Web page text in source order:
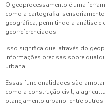
O geoprocessamento é uma
como a cartografia,
geográfica, permitindo a análise
georreferenciados.
Isso significa que, através do
informações precisas sobre
urbana.
Essas funcionalidades são
como a construção civil, a
planejamento urbano, entre outros.